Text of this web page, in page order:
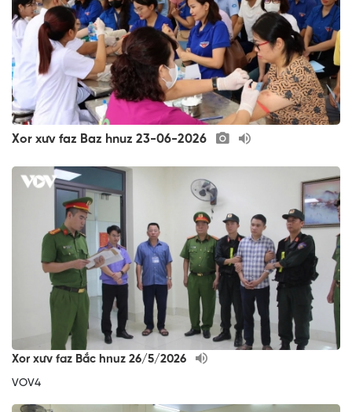
Xor xưv faz Baz hnuz 23-06-2026
Xor xưv faz Bắc hnuz 26/5/2026
VOV4